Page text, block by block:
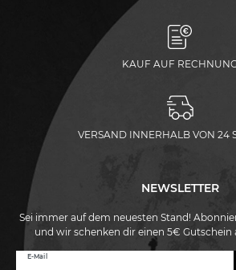
KAUF AUF
VERSAND INNERHALB VON 24
NEWSLETTER
Sei immer auf dem neuesten Stand!
und wir schenken dir einen 5€ Gutschein
E-Mail
Newsletter